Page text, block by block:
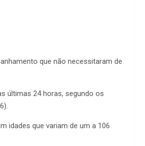
que não necessitaram de
últimas 24 horas, segundo os
idades que variam de um a 106